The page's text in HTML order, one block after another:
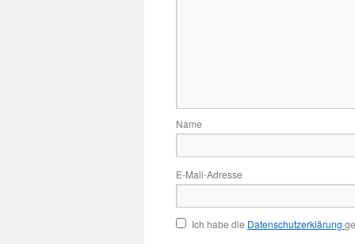
Name
E-Mail-Adresse
Ich habe die Datenschutzerklärung